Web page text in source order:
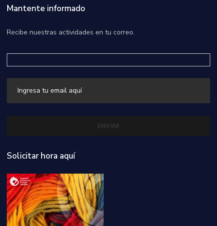
Mantente informado
Recibe nuestras actividades en tu correo.
Solicitar hora aquí